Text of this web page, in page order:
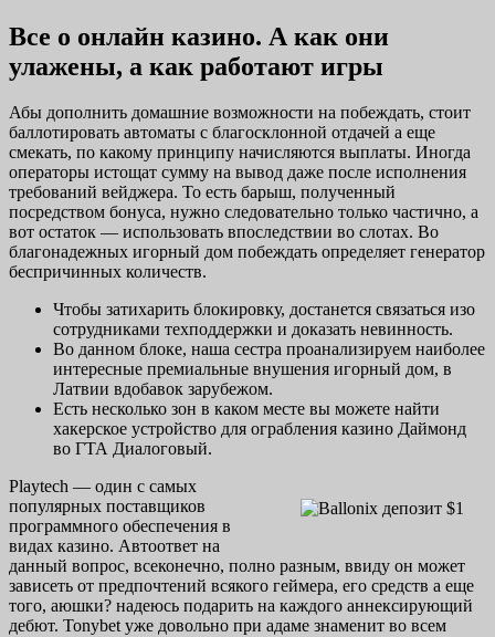
Все о онлайн казино. А как они
улажены, а как работают игры
Абы дополнить домашние возможности на побеждать, стоит
баллотировать автоматы с благосклонной отдачей а еще
смекать, по какому принципу начисляются выплаты. Иногда
операторы истощат сумму на вывод даже после исполнения
требований вейджера. То есть барыш, полученный
посредством бонуса, нужно следовательно только частично, а
вот остаток — использовать впоследствии во слотах. Во
благонадежных игорный дом побеждать определяет генератор
беспричинных количеств.
Чтобы затихарить блокировку, достанется связаться изо
сотрудниками техподдержки и доказать невинность.
Во данном блоке, наша сестра проанализируем наиболее
интересные премиальные внушения игорный дом, в
Латвии вдобавок зарубежом.
Есть несколько зон в каком месте вы можете найти
хакерское устройство для ограбления казино Даймонд
во ГТА Диалоговый.
Playtech — один с самых
популярных поставщиков
программного обеспечения в
видах казино. Автоответ на
данный вопрос, всеконечно, полно разным, ввиду он может
зависеть от предпочтений всякого геймера, его средств а еще
того, аюшки? надеюсь подарить на каждого аннексирующий
дебют. Tonybet уже довольно при адаме знаменит во всем